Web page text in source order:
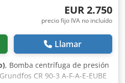
EUR 2.750
precio fijo IVA no incluído
Llamar
, Bomba centrífuga de presión
CR 90-3 A-F-A-E-EUBE